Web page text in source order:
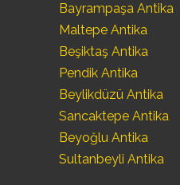
Bayrampaşa Antika
Maltepe Antika
Beşiktaş Antika
Pendik Antika
Beylikdüzü Antika
Sancaktepe Antika
Beyoğlu Antika
Sultanbeyli Antika